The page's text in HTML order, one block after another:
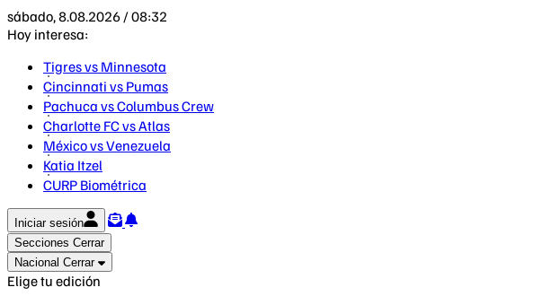
sábado, 8.08.2026 / 08:32
Hoy interesa:
Tigres vs Minnesota
Cincinnati vs Pumas
Pachuca vs Columbus Crew
Charlotte FC vs Atlas
México vs Venezuela
Katia Itzel
CURP Biométrica
Iniciar sesión
Secciones Cerrar
Nacional Cerrar
Elige tu edición